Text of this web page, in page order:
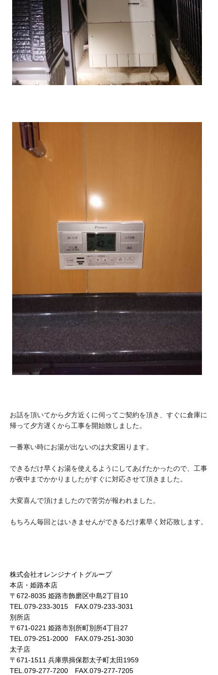
お話を頂いてから夕方近くに伺ってご契約を頂き、すぐに倉庫に
帰って夕方遅くから工事を開始致しました。
一番寒い時にお湯が出ないのは大変困ります。
できるだけ早くお湯を使えるようにしてあげたかったので、工事
が夜中までかかりましたがすぐに対応させて頂きました。
大変喜んで頂けましたので苦労が報われました。
もちろん毎回とはいきませんができるだけ素早く対応致します。
株式会社オレンジナイトグループ
本店・姫路本店
〒672-8035 姫路市飾磨区中島2丁目10
TEL.079-233-3015 FAX.079-233-3031
別所店
〒671-0221 姫路市別所町別所4丁目27
TEL.079-251-2000 FAX.079-251-3030
太子店
〒671-1511 兵庫県揖保郡太子町太田1959
TEL.079-277-7200 FAX.079-277-7205